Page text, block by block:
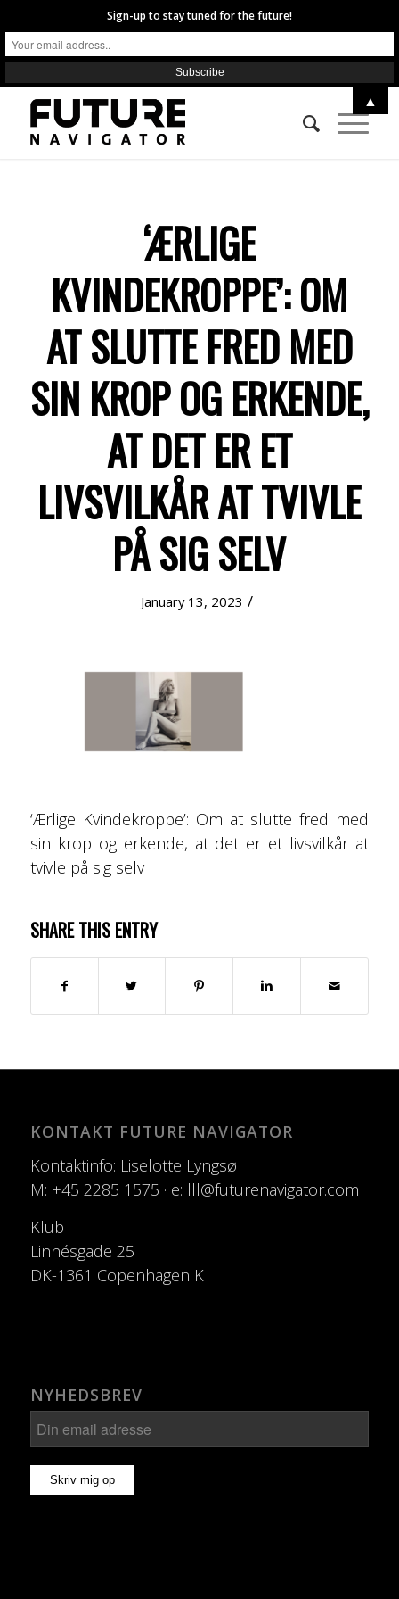
‘ÆRLIGE
KVINDEKROPPE’: OM
AT SLUTTE FRED MED
SIN KROP OG ERKENDE,
AT DET ER ET
LIVSVILKÅR AT TVIVLE
PÅ SIG SELV
January 13, 2023 /
‘Ærlige Kvindekroppe’: Om at slutte fred med
sin krop og erkende, at det er et livsvilkår at
tvivle på sig selv
SHARE THIS ENTRY
KONTAKT FUTURE NAVIGATOR
Kontaktinfo: Liselotte Lyngsø
M: +45 2285 1575 · e: lll@futurenavigator.com
Klub
Linnésgade 25
DK-1361 Copenhagen K
NYHEDSBREV
Sign-up to stay tuned for the future!
▲